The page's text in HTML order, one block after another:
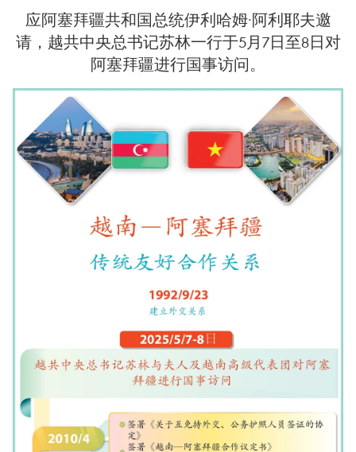
应阿塞拜疆共和国总统伊利哈姆·阿利耶夫邀
请，越共中央总书记苏林一行于5月7日至8日对
阿塞拜疆进行国事访问。